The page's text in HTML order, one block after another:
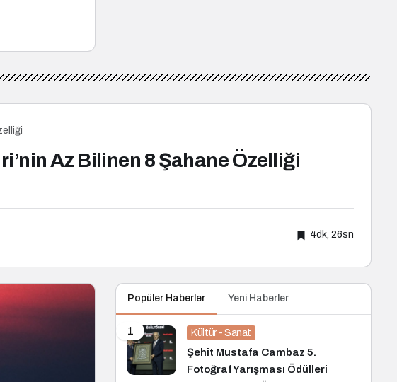
Az Bilinen 8 Şahane Özelliği
4dk, 26sn
Popüler Haberler Yeni Haberler
1 Kültür - Sanat
Şehit Mustafa Cambaz 5.
Fotoğraf Yarışması Ödülleri